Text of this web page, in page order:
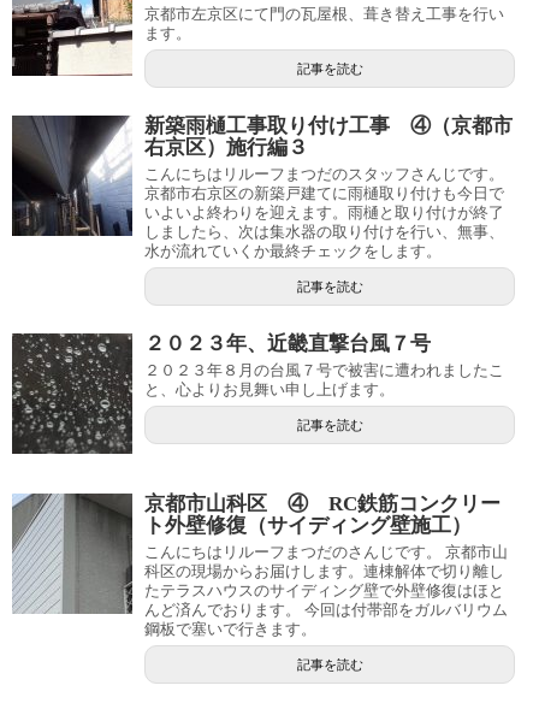
京都市左京区にて門の瓦屋根、葺き替え工事を行い
ます。
記事を読む
新築雨樋工事取り付け工事 ④（京都市
右京区）施行編３
こんにちはリルーフまつだのスタッフさんじです。
京都市右京区の新築戸建てに雨樋取り付けも今日で
いよいよ終わりを迎えます。雨樋と取り付けが終了
しましたら、次は集水器の取り付けを行い、無事、
水が流れていくか最終チェックをします。
記事を読む
２０２３年、近畿直撃台風７号
２０２３年８月の台風７号で被害に遭われましたこ
と、心よりお見舞い申し上げます。
記事を読む
京都市山科区 ④ RC鉄筋コンクリー
ト外壁修復（サイディング壁施工）
こんにちはリルーフまつだのさんじです。 京都市山
科区の現場からお届けします。連棟解体で切り離し
たテラスハウスのサイディング壁で外壁修復はほと
んど済んでおります。 今回は付帯部をガルバリウム
鋼板で塞いで行きます。
記事を読む